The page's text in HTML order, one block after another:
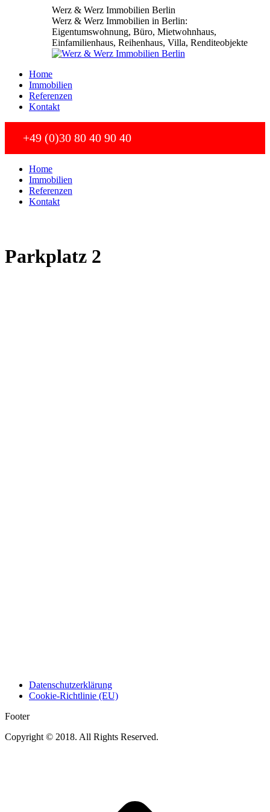
Werz & Werz Immobilien Berlin
Werz & Werz Immobilien in Berlin:
Eigentumswohnung, Büro, Mietwohnhaus,
Einfamilienhaus, Reihenhaus, Villa, Renditeobjekte
Home
Immobilien
Referenzen
Kontakt
+49 (0)30 80 40 90 40
Home
Immobilien
Referenzen
Kontakt
Parkplatz 2
Datenschutzerklärung
Cookie-Richtlinie (EU)
Footer
Copyright © 2018. All Rights Reserved.